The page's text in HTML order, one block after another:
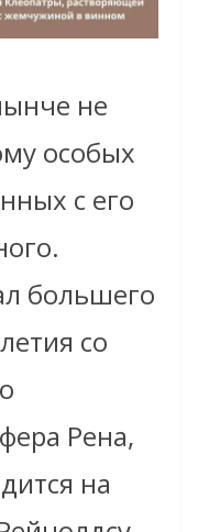
не
особых
с его
большего
со
Рена,
на